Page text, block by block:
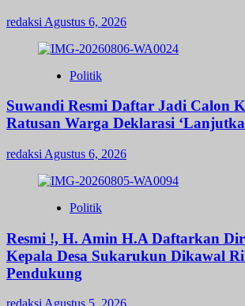
redaksi Agustus 6, 2026
Politik
Suwandi Resmi Daftar Jadi Calon
Ratusan Warga Deklarasi
redaksi Agustus 6, 2026
Politik
Resmi !, H. Amin H.A Daftarkan
Kepala Desa Sukarukun Dikawal
Pendukung